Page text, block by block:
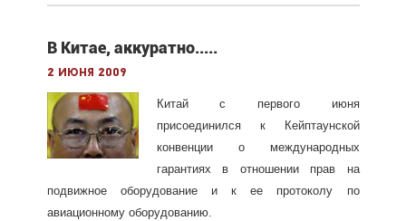
В Китае, аккуратно.....
2 июня 2009
Китай с первого июня
присоединился к Кейптаунской
конвенции о международных
гарантиях в отношении прав на
подвижное оборудование и к ее протоколу по
авиационному оборудованию.